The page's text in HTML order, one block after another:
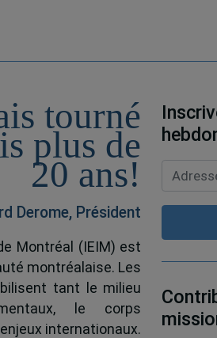
tourné
plus de
20 ans!
Derome, Président
Montréal (IEIM) est
montréalaise. Les
tant le milieu
le corps
internationaux.